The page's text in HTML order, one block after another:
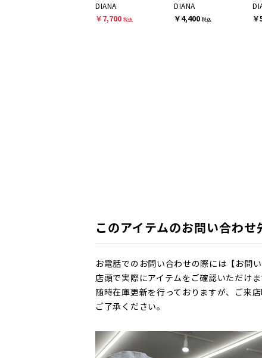
DIANA
￥7,700 税込
DIANA
￥4,400 税込
このアイテムのお問い合わせ
お電話でのお問い合わせの際には【お問
店頭で実際にアイテムをご確認いただけ
随時在庫更新を行っておりますが、ご来
ご了承ください。